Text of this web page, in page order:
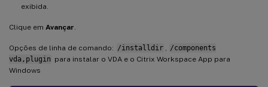
exibida.
Clique em Avançar
Opções de linha de comando: /installdir
/components
vda,plugin para instalar o VDA e o Citrix Workspace App para
Windows